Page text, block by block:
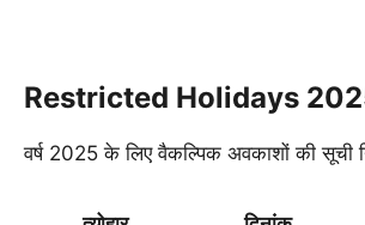
Restricted Holidays
वर्ष 2025 के लिए वैकल्पिक अवकाशों की सूची